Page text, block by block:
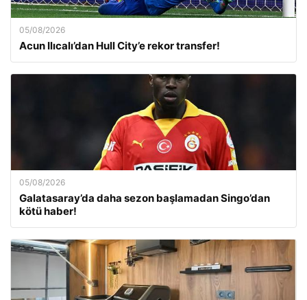
05/08/2026
Acun Ilıcalı’dan Hull City’e rekor transfer!
05/08/2026
Galatasaray’da daha sezon başlamadan Singo’dan
kötü haber!